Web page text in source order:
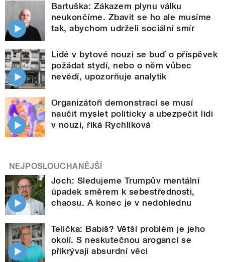
Bartuška: Zákazem plynu válku
neukončíme. Zbavit se ho ale musíme
tak, abychom udrželi sociální smír
Lidé v bytové nouzi se buď o příspěvek
požádat stydí, nebo o něm vůbec
nevědí, upozorňuje analytik
Organizátoři demonstrací se musí
naučit myslet politicky a ubezpečit lidi
v nouzi, říká Rychlíková
NEJPOSLOUCHANĚJŠÍ
Joch: Sledujeme Trumpův mentální
úpadek směrem k sebestřednosti,
chaosu. A konec je v nedohlednu
Telička: Babiš? Větší problém je jeho
okolí. S neskutečnou arogancí se
přikrývají absurdní věci